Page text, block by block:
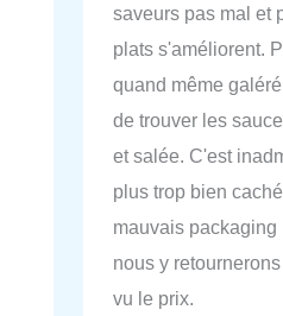
saveurs pas mal et
plats s'améliorent.
quand même
de trouver les
et salée. C'est
plus trop bien
mauvais packaging
nous y
vu le prix.